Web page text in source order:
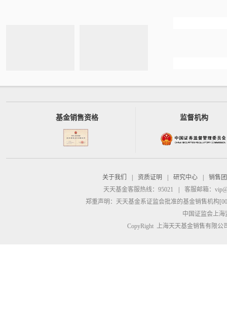
基金销售资格 监督机构
关于我们 资质证明 研究中心
销售
天天基金客服热线：95021
客服邮箱：
郑重声明： 天天基金系证监会批准的基金销售机构
中国证监会上
CopyRight 上海天天基金销售有限